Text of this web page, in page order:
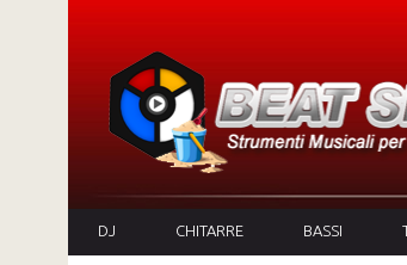
DJ CHITARRE BASSI